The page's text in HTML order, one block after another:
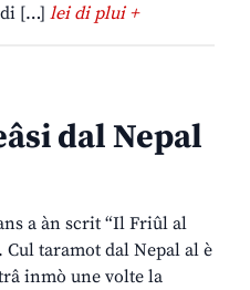
di […] lei di plui +
dal Nepal
a àn scrit “Il Friûl al
taramot dal Nepal al è
inmò une volte la